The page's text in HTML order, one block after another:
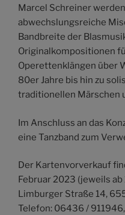
Marcel Schreiner
abwechslungsreiche
Bandbreite der
Originalkompositionen
Operettenklängen über
80er Jahre bis hin zu
traditionellen Märschen
Im Anschluss an das
eine Tanzband zum
Der Kartenvorverkauf
Februar 2023 (jeweils
Limburger Straße 14,
Telefon: 06436 /